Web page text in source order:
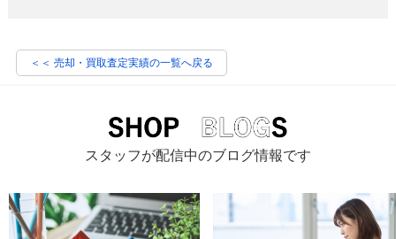
＜＜ 売却・買取査定実績の一覧へ戻る
スタッフが配信中のブログ情報です